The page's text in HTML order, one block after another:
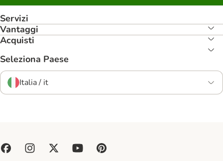
Servizi
Vantaggi
Acquisti
Seleziona Paese
Italia / it